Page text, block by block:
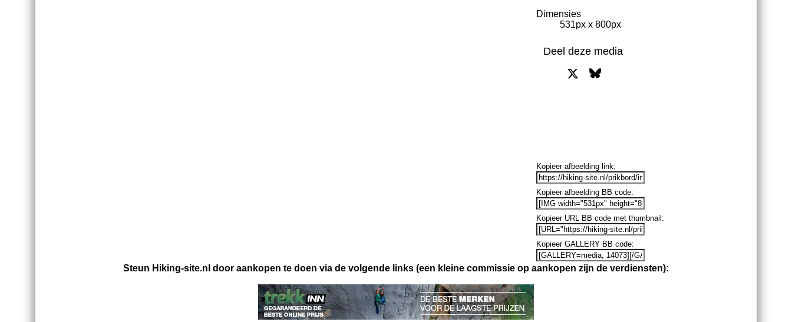
Dimensies
531px x 800px
Deel deze media
Bluesky
Kopieer afbeelding link
Kopieer afbeelding BB code
Kopieer URL BB code met thumbnail
Kopieer GALLERY BB code
Steun Hiking-site.nl door aankopen te doen via de volgende links (een kleine commissie op aankopen zijn de verdiensten):